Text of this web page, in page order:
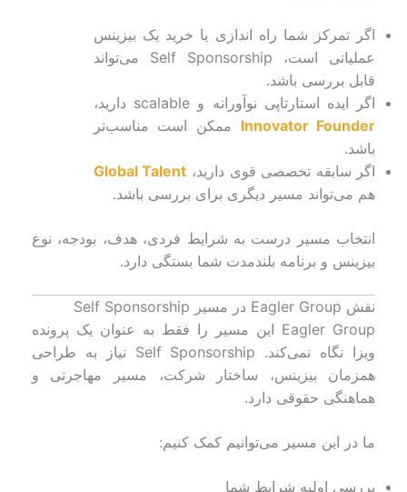
اگر تمرکز شما راه اندازی یا خرید یک بیزینس
عملیاتی است، Self Sponsorship می‌تواند
قابل بررسی باشد.
اگر ایده استارتاپی نوآورانه و scalable دارید،
Innovator Founder ممکن است مناسب‌تر
باشد.
اگر سابقه تخصصی قوی دارید، Global Talent
هم می‌تواند مسیر دیگری برای بررسی باشد.
انتخاب مسیر درست به شرایط فردی، هدف، بودجه، نوع
بیزینس و برنامه بلندمدت شما بستگی دارد.
نقش Eagler Group در مسیر Self Sponsorship
Eagler Group این مسیر را فقط به عنوان یک پرونده
ویزا نگاه نمی‌کند. Self Sponsorship نیاز به طراحی
همزمان بیزینس، ساختار شرکت، مسیر مهاجرتی و
هماهنگی حقوقی دارد.
ما در این مسیر می‌توانیم کمک کنیم:
بررسی اولیه شرایط شما